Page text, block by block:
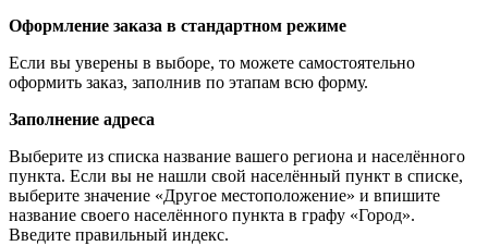
Оформление заказа в стандартном режиме
Если вы уверены в выборе, то можете самостоятельно
оформить заказ, заполнив по этапам всю форму.
Заполнение адреса
Выберите из списка название вашего региона и населённого
пункта. Если вы не нашли свой населённый пункт в списке,
выберите значение «Другое местоположение» и впишите
название своего населённого пункта в графу «Город».
Введите правильный индекс.